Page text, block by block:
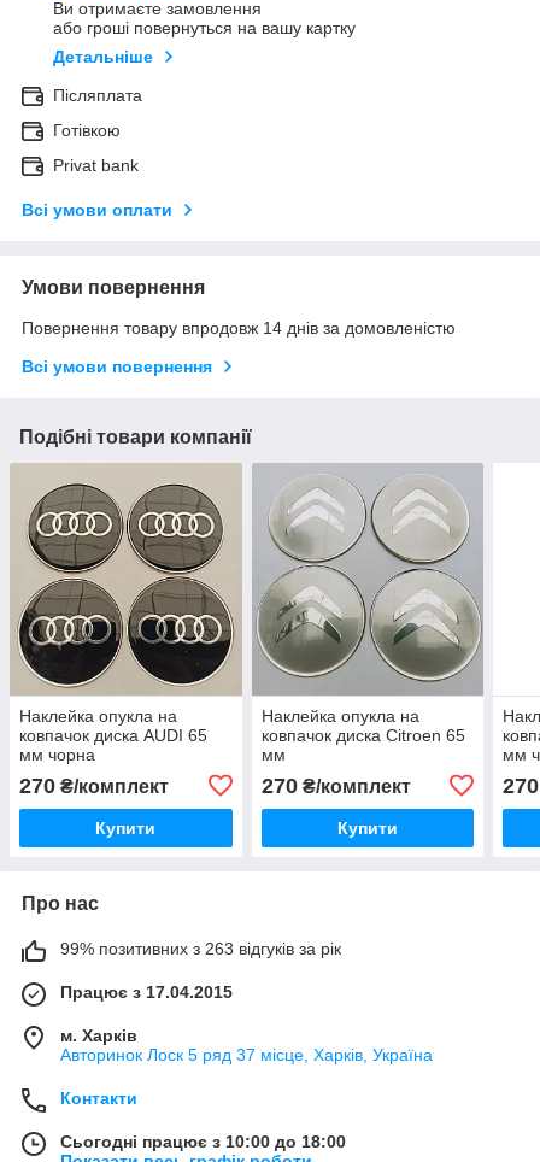
Ви отримаєте замовлення
або гроші повернуться на вашу картку
Детальніше
Післяплата
Готівкою
Privat bank
Всі умови оплати
Умови повернення
Повернення товару впродовж 14 днів за домовленістю
Всі умови повернення
Подібні товари компанії
Наклейка опукла на
ковпачок диска AUDI 65
мм чорна
270 ₴/комплект
Купити
Наклейка опукла на
ковпачок диска Citroen 65
мм
270₴/комплект
Купити
мм
270
Про нас
99% позитивних з 263 відгуків за рік
Працює з 17.04.2015
м. Харків
Авторинок Лоск 5 ряд 37 місце, Харків, Україна
Контакти
Сьогодні працює з 10:00 до 18:00